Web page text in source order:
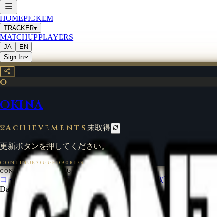
HOMEPICKEM
TRACKER▾
MATCHUPPLAYERS
JA
EN
Sign In
O
OKINA
Achievements未取得
更新ボタンを押してください。
CONTINUE?GG·FD90B179
CONTINUE?GG
2026
コインについて
利用規約 お問い合わせ
特定商取引法に基づく
Data from